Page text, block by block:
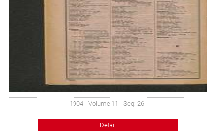
1904 - Volume 11 - Seq: 26
Detail